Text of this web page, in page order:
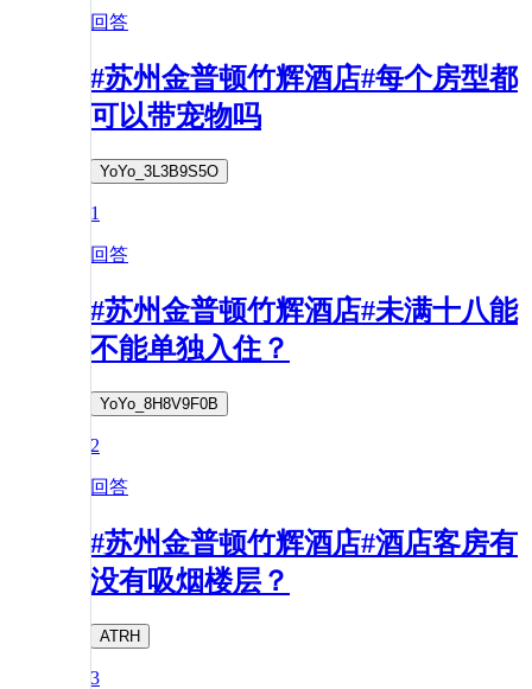
回答
#苏州金普顿竹辉酒店#每个房型都
可以带宠物吗
YoYo_3L3B9S5O
1
回答
#苏州金普顿竹辉酒店#未满十八能
不能单独入住？
YoYo_8H8V9F0B
2
回答
#苏州金普顿竹辉酒店#酒店客房有
没有吸烟楼层？
ATRH
3